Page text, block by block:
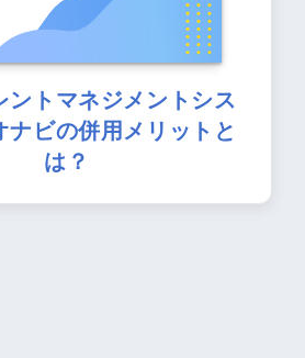
ントマネジメントシス
ナビの併用メリットと
は？